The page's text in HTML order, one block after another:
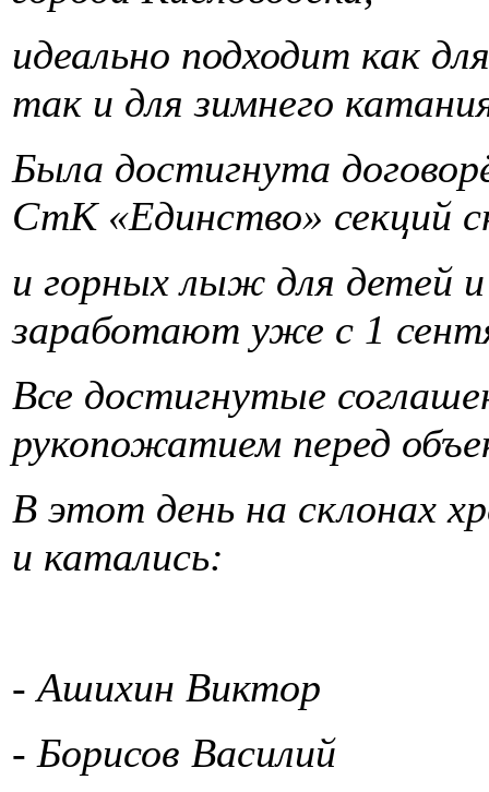
идеально подходит как
так и для зимнего
Была достигнута
СтК «Единство» секций
и горных лыж для детей
заработают уже с 1
Все достигнутые
рукопожатием перед
В этот день на склонах
и катались:
- Ашихин Виктор
- Борисов Василий